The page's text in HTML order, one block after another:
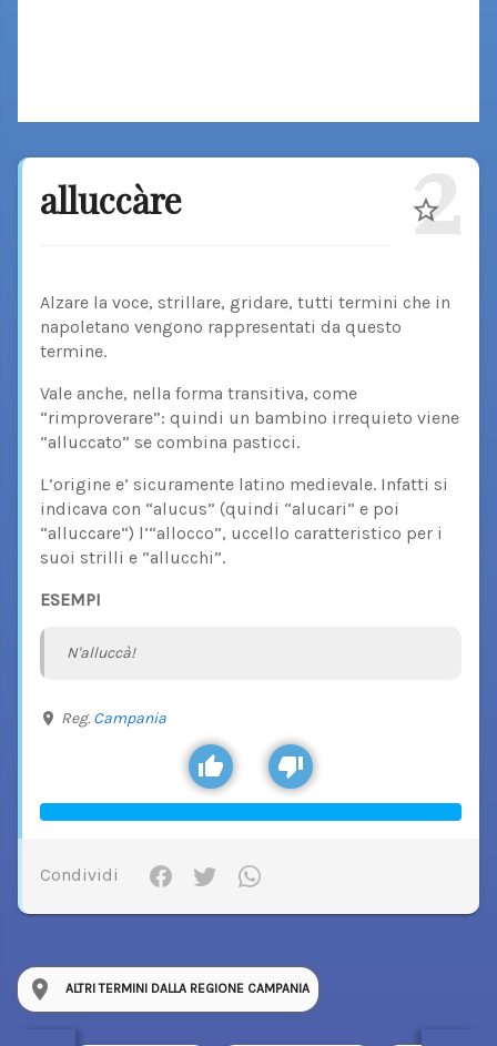
alluccàre 2
Alzare la voce, strillare, gridare, tutti termini che in
napoletano vengono rappresentati da questo
termine.
Vale anche, nella forma transitiva, come
“rimproverare”: quindi un bambino irrequieto viene
“alluccato” se combina pasticci.
L’origine e’ sicuramente latino medievale. Infatti si
indicava con “alucus” (quindi “alucari” e poi
“alluccare“) l’“allocco”, uccello caratteristico per i
suoi strilli e “allucchi”.
ESEMPI
N'alluccà!
Reg. Campania
Condividi
ALTRI TERMINI DALLA REGIONE CAMPANIA